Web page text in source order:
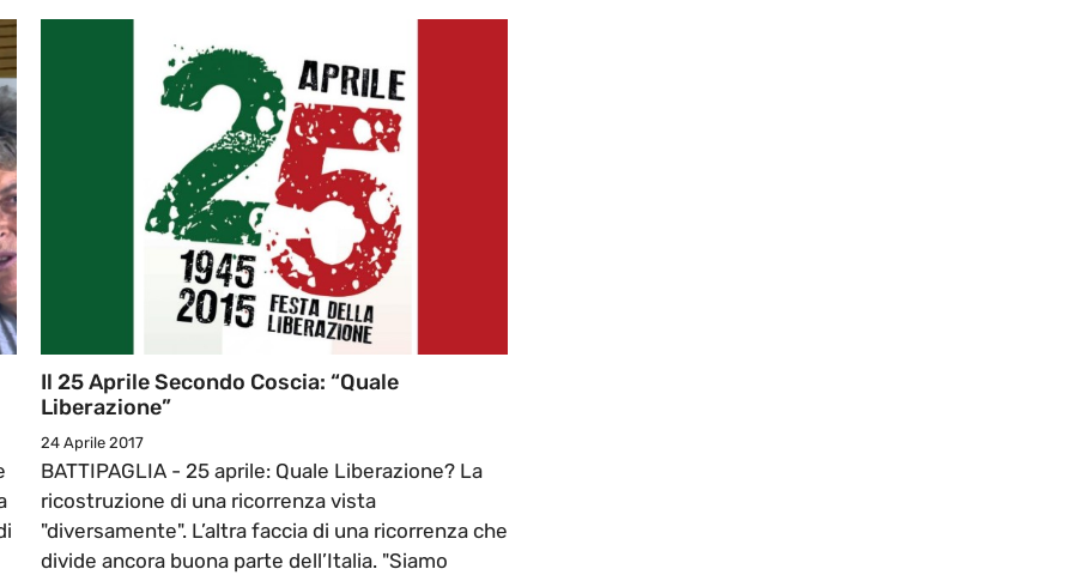
Il 25 Aprile Secondo Coscia: “Quale
Liberazione”
24 Aprile 2017
BATTIPAGLIA - 25 aprile: Quale Liberazione? La
ricostruzione di una ricorrenza vista
"diversamente". L’altra faccia di una ricorrenza che
divide ancora buona parte dell’Italia. "Siamo